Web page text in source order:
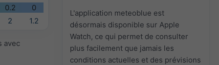
L'application meteoblue est
désormais disponible sur Apple
Watch, ce qui permet de consulter
plus facilement que jamais les
conditions actuelles et des prévisions
0.2
0
2
1.2
avec